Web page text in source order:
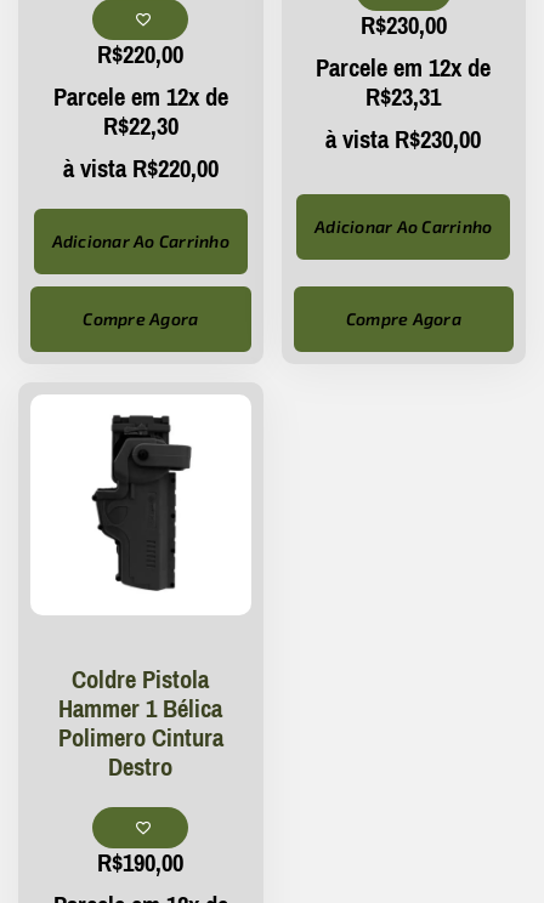
R$220,00
Parcele em 12x de
R$22,30
à vistaR$220,00
Adicionar Ao Carrinho
Compre Agora
R$230,00
Parcele em 12x de
R$23,31
à vistaR$230,00
Adicionar Ao Carrinho
Compre Agora
Coldre Pistola
Hammer 1 Bélica
Polimero Cintura
Destro
R$190,00